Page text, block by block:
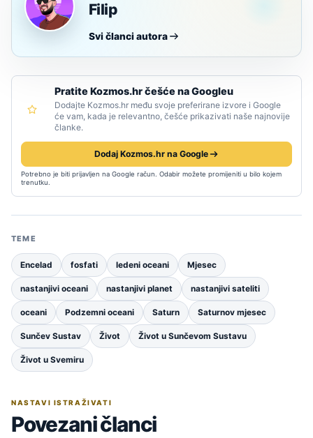
Filip
Svi članci autora
Pratite Kozmos.hr češće na Googleu
Dodajte Kozmos.hr među svoje preferirane izvore i Google
će vam, kada je relevantno, češće prikazivati naše najnovije
članke.
Dodaj Kozmos.hr na Google
Potrebno je biti prijavljen na Google račun. Odabir možete promijeniti u bilo kojem
trenutku.
TEME
Encelad fosfati ledeni oceani Mjesec
nastanjivi oceani nastanjivi planet nastanjivi sateliti
oceani Podzemni oceani Saturn Saturnov mjesec
Sunčev Sustav Život Život u Sunčevom Sustavu
Život u Svemiru
NASTAVI ISTRAŽIVATI
Povezani članci